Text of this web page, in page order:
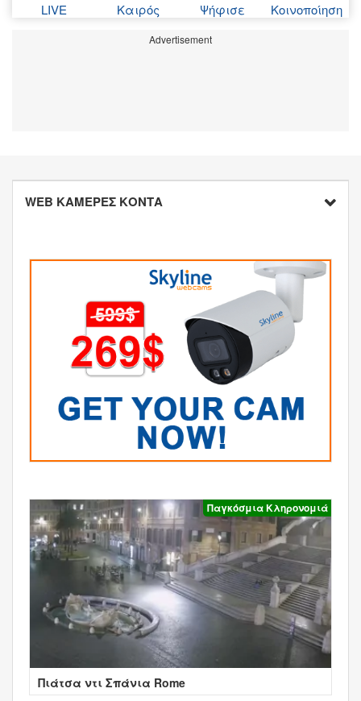
LIVE Καιρός Ψήφισε Κοινοποίηση
Advertisement
WEB ΚΑΜΕΡΕΣ ΚΟΝΤΑ
Παγκόσμια Κληρονομιά
Πιάτσα ντι Σπάνια Rome